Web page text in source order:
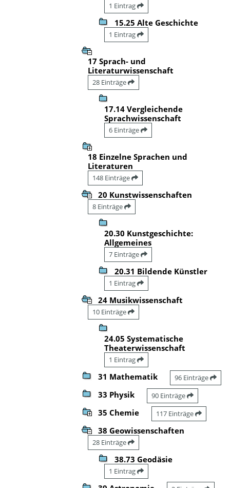
1 Eintrag
15.25 Alte Geschichte
1 Eintrag
17 Sprach- und
Literaturwissenschaft
28 Einträge
17.14 Vergleichende
Sprachwissenschaft
6 Einträge
18 Einzelne Sprachen und
Literaturen
148 Einträge
20 Kunstwissenschaften
8 Einträge
20.30 Kunstgeschichte:
Allgemeines
7 Einträge
20.31 Bildende Künstler
1 Eintrag
24 Musikwissenschaft
10 Einträge
24.05 Systematische
Theaterwissenschaft
1 Eintrag
31 Mathematik 96 Einträge
33 Physik 90 Einträge
35 Chemie 117 Einträge
38 Geowissenschaften
28 Einträge
38.73 Geodäsie
1 Eintrag